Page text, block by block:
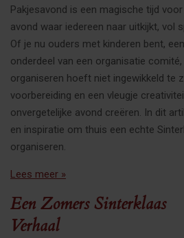
Pakjesavond is een magische tijd
avond waar iedereen naar uitkijkt, vol
Of je nu ouders met kinderen bent,
onderdeel van een organisatie
organiseren hoeft niet ingewikkeld te
voorbereiding en een vleugje
onvergetelijke avond creëren. In dit
en inspiratie om thuis een echte
organiseren.
Lees meer »
Een Zomers Sinterklaas
Verhaal